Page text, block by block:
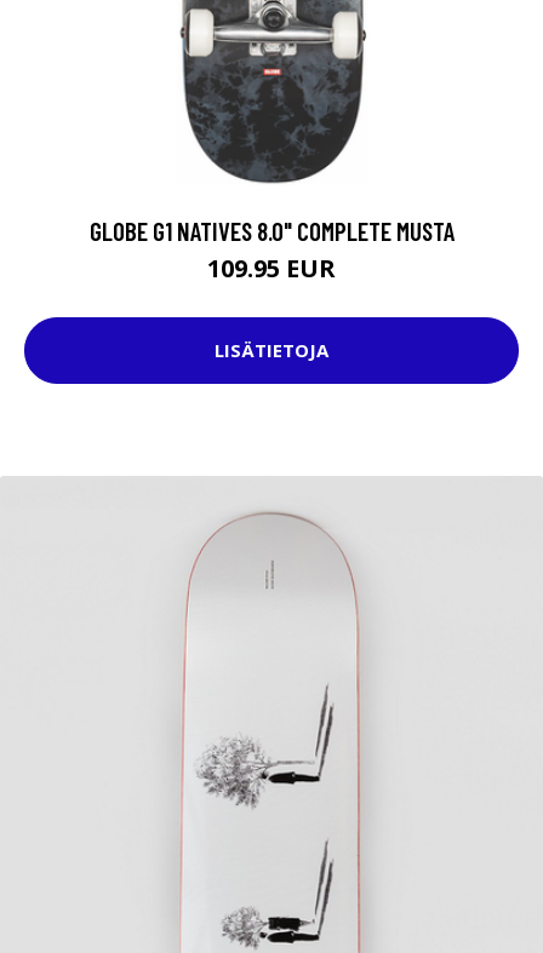
GLOBE G1 NATIVES 8.0" COMPLETE MUSTA
109.95 EUR
LISÄTIETOJA